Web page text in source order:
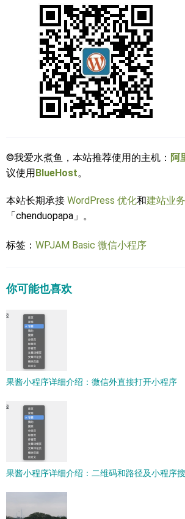
©我爱水煮鱼，本站推荐使用的主机： 阿
议使用BlueHost。
本站长期承接 WordPress 优化和建站业务
「chenduopapa」。
标签： WPJAM Basic 微信小程序
你可能也喜欢
果酱小程序详细介绍：微信外直接打开小程序
果酱小程序详细介绍：二维码和路径及小程序